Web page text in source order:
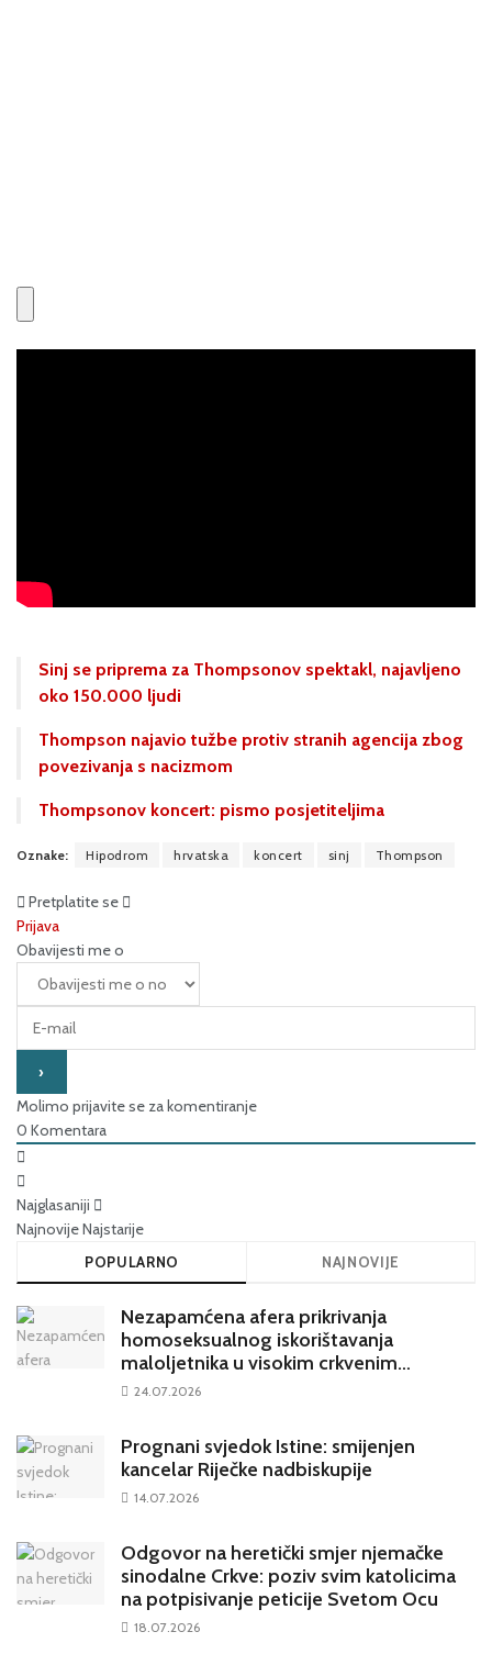
Sinj se priprema za Thompsonov spektakl, najavljeno
oko 150.000 ljudi
Thompson najavio tužbe protiv stranih agencija zbog
povezivanja s nacizmom
Thompsonov koncert: pismo posjetiteljima
Oznake: Hipodrom hrvatska koncert sinj Thompson
Pretplatite se
Prijava
Obavijesti me o
Molimo prijavite se za komentiranje
0 Komentara
Najglasaniji
NajnovijeNajstarije
POPULARNO NAJNOVIJE
Nezapamćena afera prikrivanja
homoseksualnog iskorištavanja
maloljetnika u visokim crkvenim
krugovima potresa Hrvatsku
24.07.2026
Prognani svjedok Istine: smijenjen
kancelar Riječke nadbiskupije
14.07.2026
Odgovor na heretički smjer njemačke
sinodalne Crkve: poziv svim katolicima
na potpisivanje peticije Svetom Ocu
18.07.2026